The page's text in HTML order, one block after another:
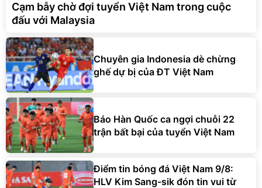
Cạm bẫy chờ đợi tuyển Việt Nam trong cuộc
đấu với Malaysia
Chuyên gia Indonesia dè chừng
ghế dự bị của ĐT Việt Nam
Báo Hàn Quốc ca ngợi chuỗi 22
trận bất bại của tuyển Việt Nam
Điểm tin bóng đá Việt Nam 9/8:
HLV Kim Sang-sik đón tin vui từ